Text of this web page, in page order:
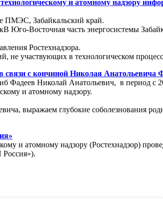
и атомному надзору
ПМЭС, Забайкальский край.
Юго-Восточная часть энергосистемы
Ростехнадзора.
не участвующих в технологическом
связи с кончиной Николая Анатольевича
Фадеев Николай Анатольевич, в период с
и атомному надзору.
выражаем глубокие соболезнования
и атомному надзору (Ростехнадзор)